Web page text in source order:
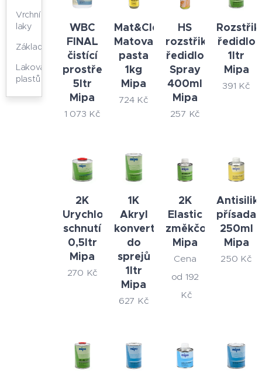
Vrchní
laky
Základy
Lakování
plastů
WBC
FINAL
čistící
prostředek
5ltr
Mipa
1 073 Kč
Mat&Clean
Matovací
pasta
1kg
Mipa
724Kč
HS
rozstřikovací
ředidlo
Spray
400ml
Mipa
257 Kč
ředidlo
1ltr
Mipa
391 Kč
2K
Urychlovač
schnutí
0,5ltr
Mipa
270 Kč
1K
Akryl
konvertor
do
sprejů
1ltr
Mipa
627 Kč
2K
Elastic
změkčovadlo
Mipa
Cena
od 192
Kč
přísada
250ml
Mipa
250 Kč